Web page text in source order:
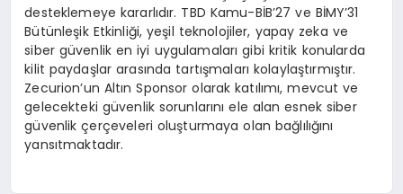
desteklemeye kararlıdır. TBD Kamu-BİB’27 ve BİMY’31
Bütünleşik Etkinliği, yeşil teknolojiler, yapay zeka ve
siber güvenlik en iyi uygulamaları gibi kritik konularda
kilit paydaşlar arasında tartışmaları kolaylaştırmıştır.
Zecurion’un Altın Sponsor olarak katılımı, mevcut ve
gelecekteki güvenlik sorunlarını ele alan esnek siber
güvenlik çerçeveleri oluşturmaya olan bağlılığını
yansıtmaktadır.